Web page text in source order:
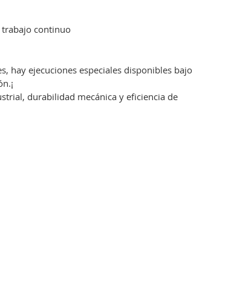
continuo
hay ejecuciones especiales disponibles bajo
durabilidad mecánica y eficiencia de